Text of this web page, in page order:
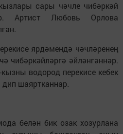
сары чәчле чибәркәй
Артист Любовь Орлова
ярдәмендә чәчләренең
чибәркәйләргә әйләнгәннәр.
водород перекисе кебек
шаяртканнар.
белән бик озак хозурлана